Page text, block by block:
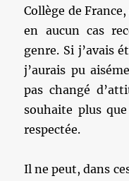
Collège de
en aucun cas
genre. Si j’avais
j’aurais pu
pas changé
souhaite plus
respectée.
Il ne peut, dans